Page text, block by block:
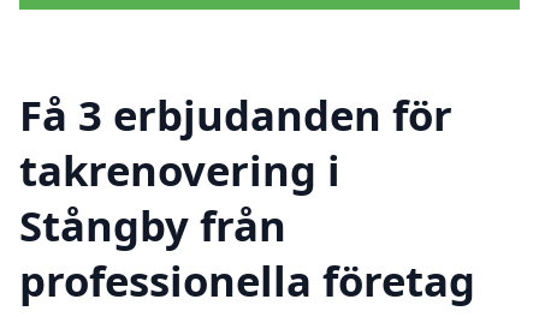
Få 3 erbjudanden för
takrenovering i
Stångby från
professionella företag